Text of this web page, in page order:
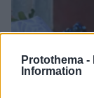
Protothema -
Information